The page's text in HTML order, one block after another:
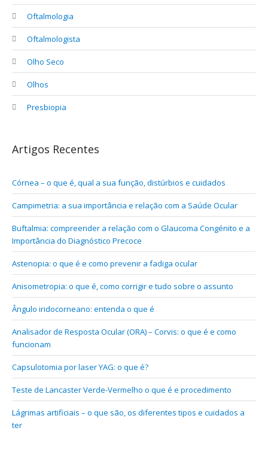
Oftalmologia
Oftalmologista
Olho Seco
Olhos
Presbiopia
Artigos Recentes
Córnea – o que é, qual a sua função, distúrbios e cuidados
Campimetria: a sua importância e relação com a Saúde Ocular
Buftalmia: compreender a relação com o Glaucoma Congénito e a
Importância do Diagnóstico Precoce
Astenopia: o que é e como prevenir a fadiga ocular
Anisometropia: o que é, como corrigir e tudo sobre o assunto
Ângulo iridocorneano: entenda o que é
Analisador de Resposta Ocular (ORA) – Corvis: o que é e como
funcionam
Capsulotomia por laser YAG: o que é?
Teste de Lancaster Verde-Vermelho o que é e procedimento
Lágrimas artificiais – o que são, os diferentes tipos e cuidados a
ter